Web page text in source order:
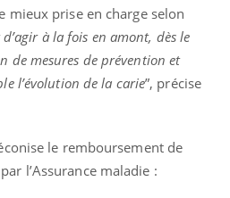
mieux prise en charge selon
d’agir à la fois en amont, dès le
de mesures de prévention et
l’évolution de la carie”, précise
le remboursement de
l’Assurance maladie :